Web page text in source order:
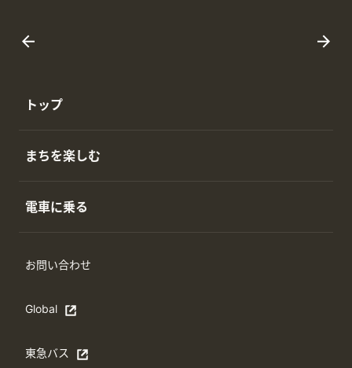
トップ
まちを楽しむ
電車に乗る
お問い合わせ
Global
Open in a new window
東急バス
別ウィンドウで開く